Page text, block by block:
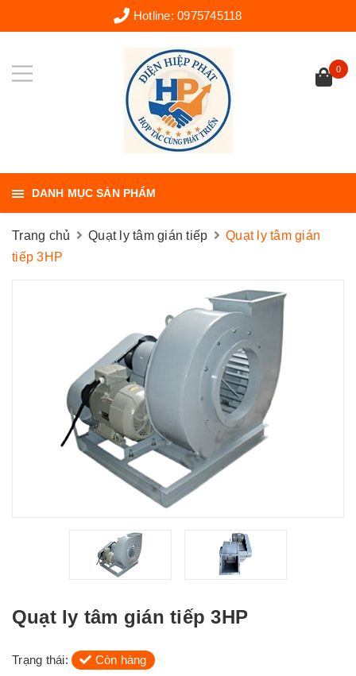
Hotline:0975745118
0
DANH MỤC SẢN PHẨM
Trang chủ Quạt ly tâm gián tiếp
Quạt ly tâm gián
tiếp 3HP
Quạt ly tâm gián tiếp 3HP
Trạng thái: Còn hàng